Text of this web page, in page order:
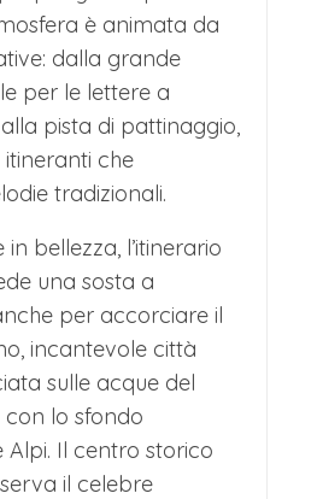
magica e fiabesca,
una delle mete
e suggestive
quale immergersi per
o perdersi nel
di Colmar sono un
che prende
e le case a graticcio del
fiabesco.
quella di un villaggio
è animata da
dalla grande
per le lettere a
pista di pattinaggio,
itineranti che
tradizionali.
bellezza, l’itinerario
una sosta a
per accorciare il
incantevole città
sulle acque del
lo sfondo
Alpi. Il centro storico
il celebre